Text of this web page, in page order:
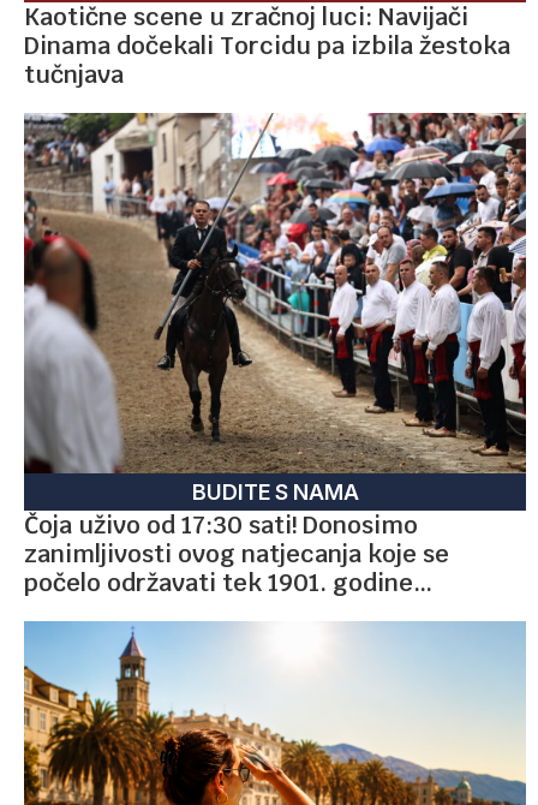
Kaotične scene u zračnoj luci: Navijači
Dinama dočekali Torcidu pa izbila žestoka
tučnjava
BUDITE S NAMA
Čoja uživo od 17:30 sati! Donosimo
zanimljivosti ovog natjecanja koje se
počelo održavati tek 1901. godine…